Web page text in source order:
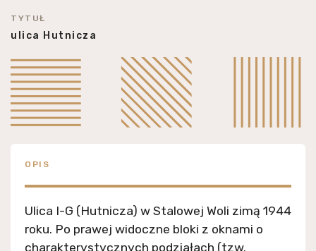
TYTUŁ
ulica Hutnicza
OPIS
Ulica I-G (Hutnicza) w Stalowej Woli zimą 1944
roku. Po prawej widoczne bloki z oknami o
charakterystycznych podziałach (tzw.